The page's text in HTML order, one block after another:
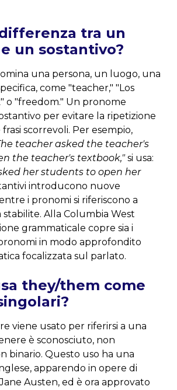
tra un
un sostantivo?
una persona, un luogo, una
come "teacher," "Los
o "freedom." Un pronome
per evitare la ripetizione
scorrevoli. Per esempio,
teacher asked the teacher's
the teacher's textbook,"si usa:
her students to open her
introducono nuove
i pronomi si riferiscono a
stabilite. Alla Columbia West
grammaticale copre sia i
in modo approfondito
focalizzata sul parlato.
they/them come
viene usato per riferirsi a una
è sconosciuto, non
binario. Questo uso ha una
apparendo in opere di
Austen, ed è ora approvato